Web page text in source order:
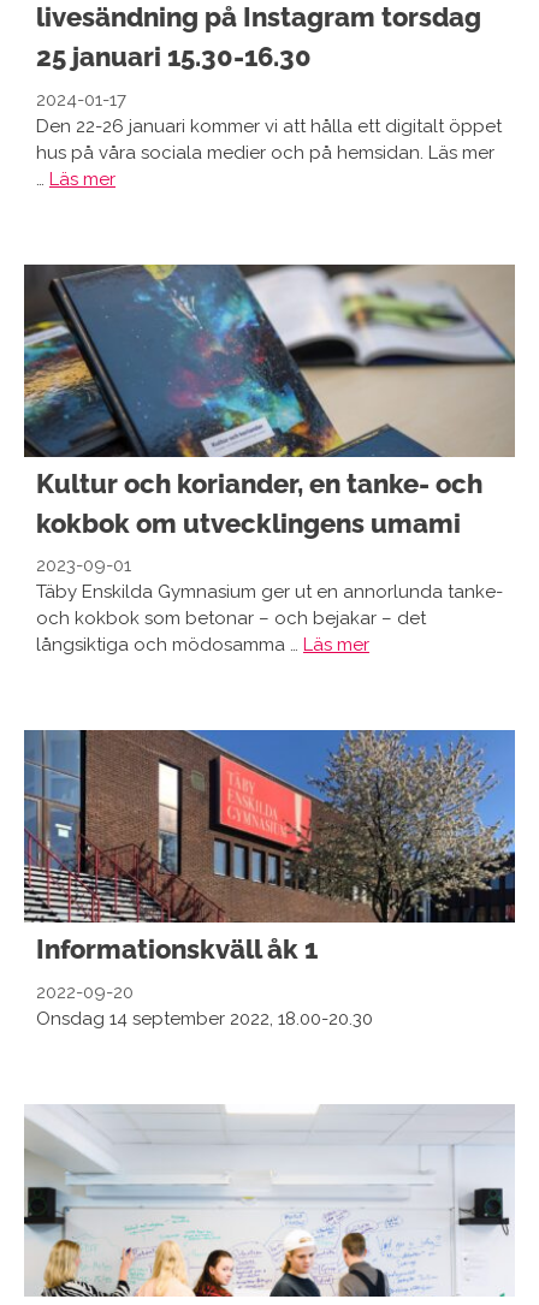
livesändning på Instagram torsdag
25 januari 15.30-16.30
2024-01-17
Den 22-26 januari kommer vi att hålla ett digitalt öppet
hus på våra sociala medier och på hemsidan. Läs mer
Läs mer
Kultur och koriander, en tanke- och
kokbok om utvecklingens umami
2023-09-01
Täby Enskilda Gymnasium ger ut en annorlunda tanke-
och kokbok som betonar – och bejakar – det
långsiktiga och mödosamma … Läs mer
Informationskväll åk 1
2022-09-20
Onsdag 14 september 2022, 18.00-20.30